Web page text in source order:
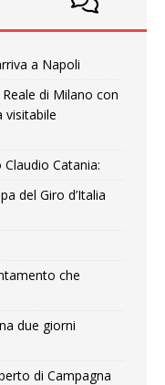
a Napoli
di Milano con
visitabile
Claudio Catania:
del Giro d’Italia
che
due giorni
di Campagna